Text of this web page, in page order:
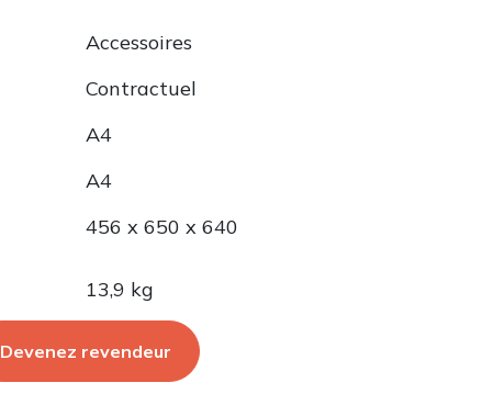
Accessoires
Contractuel
A4
A4
456 x 650 x 640
13,9 kg
Devenez revendeur